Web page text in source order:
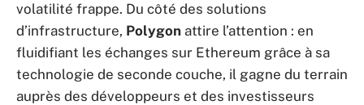
volatilité frappe. Du côté des solutions
d’infrastructure, Polygon attire l’attention : en
fluidifiant les échanges sur Ethereum grâce à sa
technologie de seconde couche, il gagne du terrain
auprès des développeurs et des investisseurs